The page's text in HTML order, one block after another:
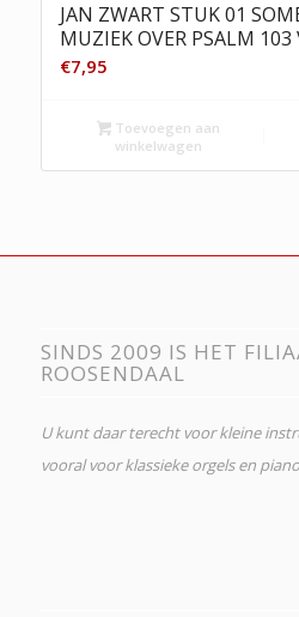
JAN ZWART STUK 01
MUZIEK OVER PSALM 103
€7,95
Toevoegen aan
winkelwagen
SINDS 2009 IS HET
ROOSENDAAL
U kunt daar terecht voor kleine
vooral voor klassieke orgels en